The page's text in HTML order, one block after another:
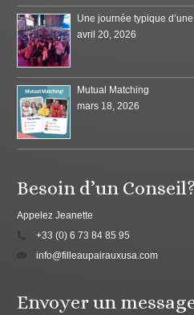
Une journée typique
avril 20, 2026
Mutual Matching
mars 18, 2026
Besoin d’un Conseil?
Appelez Jeanette
+33 (0) 6 73 84 85 95
info@filleaupairauxusa.com
Envoyer un